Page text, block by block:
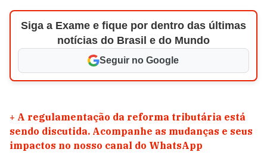
Siga a Exame e fique por dentro das últimas
notícias do Brasil e do Mundo
Seguir no Google
+ A regulamentação da reforma tributária está
sendo discutida. Acompanhe as mudanças e seus
impactos no nosso canal do WhatsApp